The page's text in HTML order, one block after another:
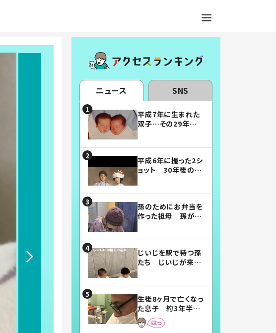
ニュース SNS
平成7年に生まれた
双子…その29年後
平成6年に撮った2シ
ョット 30年後の姿
孫のためにお弁当を
作った祖母 孫が絶
じいじを駅で待つ孫
たち じいじが来た
まらない」「幸せにな
れる」
生後8ヶ月で亡くなっ
た息子 約3年半
後、当時の妻の日記
に書いてあった本音